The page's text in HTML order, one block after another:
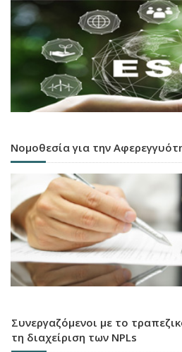
Νομοθεσία για την
Συνεργαζόμενοι με το
τη διαχείριση των NPLs